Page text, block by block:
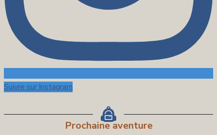
Suivre sur Instagram
Prochaine aventure